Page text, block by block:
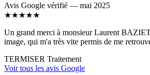
Avis Google vérifié — mai 2025
★★★★★
Un grand merci à monsieur Laurent
image, qui m'a très vite permis de me
TERMISER Traitement
Voir tous les avis Google